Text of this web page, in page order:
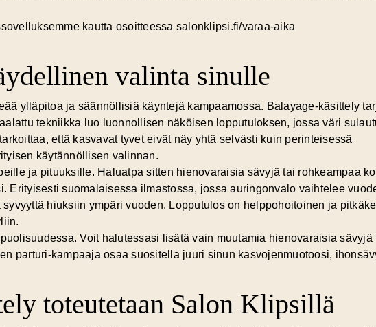
kautta osoitteessa salonklipsi.fi/varaa-aika
valinta sinulle
ylläpitoa ja säännöllisiä käyntejä kampaamossa. Balayage-käsittely
tekniikka luo luonnollisen näköisen lopputuloksen, jossa väri
että kasvavat tyvet eivät näy yhtä selvästi kuin perinteisessä
käytännöllisen valinnan.
ja pituuksille. Haluatpa sitten hienovaraisia sävyjä tai rohkeampaa
Erityisesti suomalaisessa ilmastossa, jossa auringonvalo vaihtelee
hiuksiin ympäri vuoden. Lopputulos on helppohoitoinen ja
Voit halutessasi lisätä vain muutamia hienovaraisia sävyjä
parturi-kampaaja osaa suositella juuri sinun kasvojenmuotoosi,
toteutetaan Salon Klipsillä